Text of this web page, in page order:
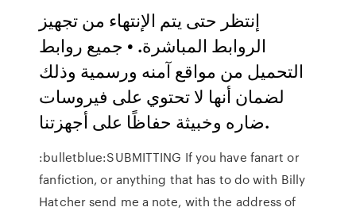
إنتظر حتى يتم الإنتهاء من تجهيز
الروابط المباشرة. • جميع روابط
التحميل من مواقع آمنه ورسمية وذلك
لضمان أنها لا تحتوي على فيروسات
ضاره وخبيثة حفاظًا على أجهزتنا.
:bulletblue:SUBMITTING If you have fanart or
fanfiction, or anything that has to do with Billy
Hatcher send me a note, with the address of